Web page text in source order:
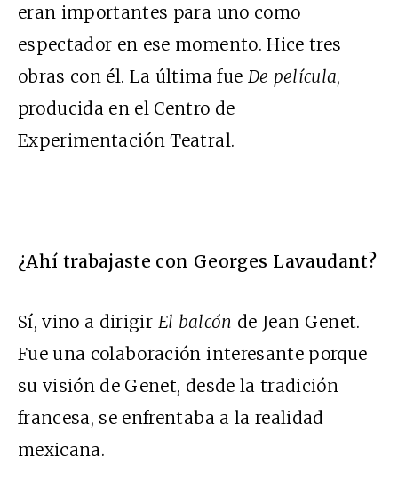
eran importantes para uno como
espectador en ese momento. Hice tres
obras con él. La última fue De película,
producida en el Centro de
Experimentación Teatral.
¿Ahí trabajaste con Georges Lavaudant?
Sí, vino a dirigir El balcón de Jean Genet.
Fue una colaboración interesante porque
su visión de Genet, desde la tradición
francesa, se enfrentaba a la realidad
mexicana.